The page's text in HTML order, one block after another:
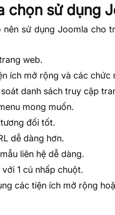
chọn sử dụng
nên sử dụng Joomla cho
web.
ích mở rộng và các chức
danh sách truy cập
mong muốn.
đối tốt.
dễ dàng hơn.
liên hệ dễ dàng.
1 cú nhấp chuột.
các tiện ích mở rộng